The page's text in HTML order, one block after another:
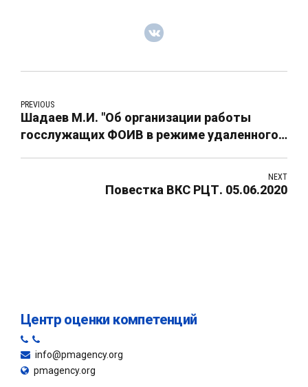
PREVIOUS
Шадаев М.И. "Об организации работы
госслужащих ФОИВ в режиме удаленного
NEXT
Повестка ВКС РЦТ. 05.06.2020
Центр оценки компетенций
info@pmagency.org
pmagency.org